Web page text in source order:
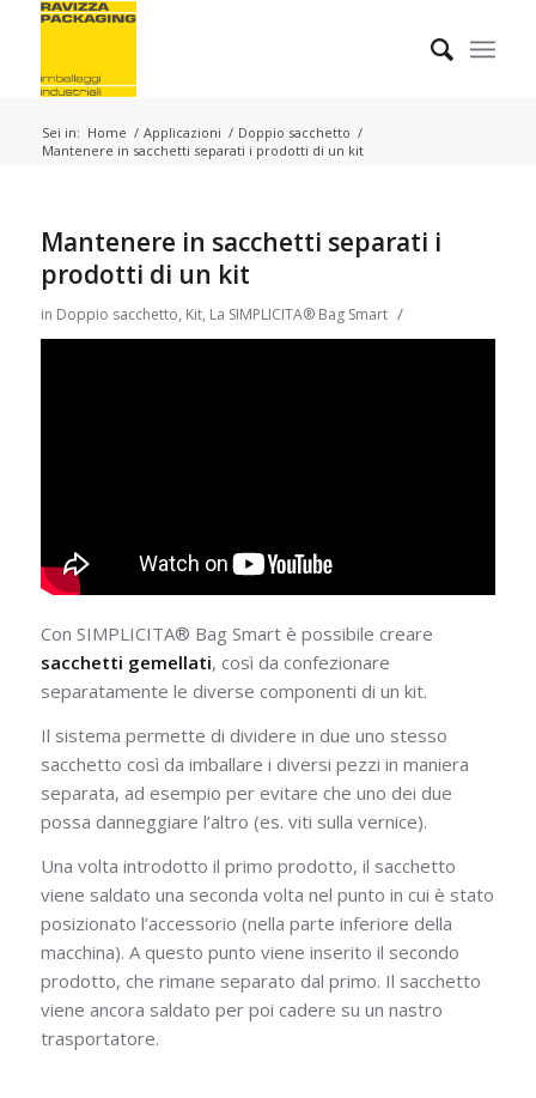
Sei in: Home / Applicazioni / Doppio sacchetto /
Mantenere in sacchetti separati i prodotti di un kit
Mantenere in sacchetti separati i
prodotti di un kit
in Doppio sacchetto, Kit, La SIMPLICITA® Bag Smart /
Con SIMPLICITA® Bag Smart è possibile creare
sacchetti gemellati, così da confezionare
separatamente le diverse componenti di un kit.
Il sistema permette di dividere in due uno stesso
sacchetto così da imballare i diversi pezzi in maniera
separata, ad esempio per evitare che uno dei due
possa danneggiare l’altro (es. viti sulla vernice).
Una volta introdotto il primo prodotto, il sacchetto
viene saldato una seconda volta nel punto in cui è stato
posizionato l’accessorio (nella parte inferiore della
macchina). A questo punto viene inserito il secondo
prodotto, che rimane separato dal primo. Il sacchetto
viene ancora saldato per poi cadere su un nastro
trasportatore.